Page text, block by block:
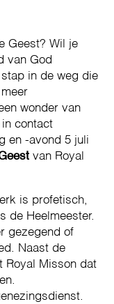
Geest? Wil je
van God
in de weg die
wonder van
contact
en -avond 5 juli
van Royal
is profetisch,
de Heelmeester.
gezegend of
Naast de
Royal Misson dat